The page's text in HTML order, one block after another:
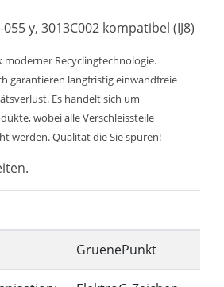
y, 3013C002 kompatibel (IJ8)
Recyclingtechnologie.
garantieren langfristig einwandfreie
Es handelt sich um
wobei alle Verschleissteile
werden. Qualität die Sie spüren!
GruenePunkt